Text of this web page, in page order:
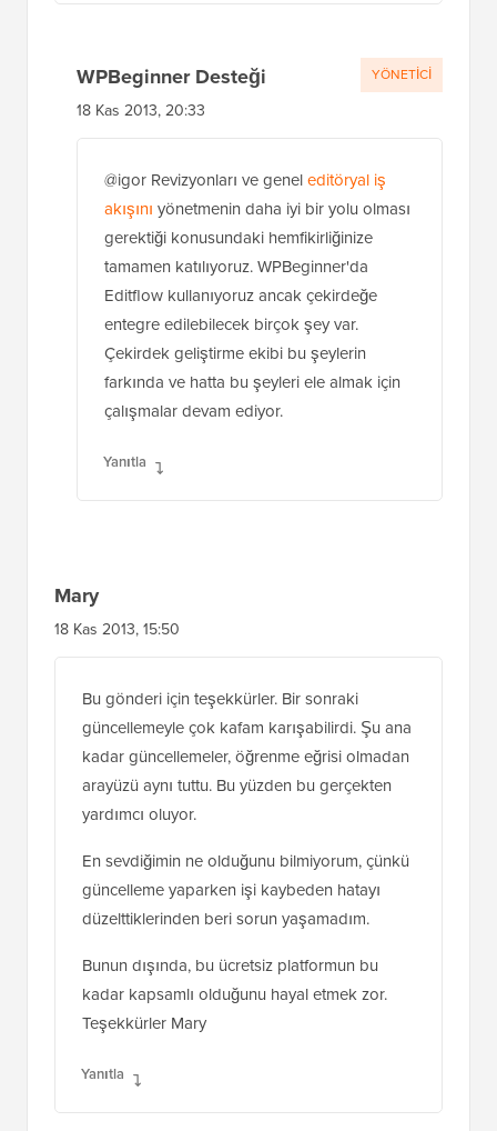
WPBeginner Desteği
18 Kas 2013, 20:33
@igor Revizyonları ve geneleditöryal iş
akışını yönetmenin daha iyi bir yolu olması
gerektiği konusundaki hemfikirliğinize
tamamen katılıyoruz. WPBeginner'da
Editflow kullanıyoruz ancak çekirdeğe
entegre edilebilecek birçok şey var.
Çekirdek geliştirme ekibi bu şeylerin
farkında ve hatta bu şeyleri ele almak için
çalışmalar devam ediyor.
Yanıtla
YÖNETICI
Mary
18 Kas 2013, 15:50
Bu gönderi için teşekkürler. Bir sonraki
güncellemeyle çok kafam karışabilirdi. Şu ana
kadar güncellemeler, öğrenme eğrisi olmadan
arayüzü aynı tuttu. Bu yüzden bu gerçekten
yardımcı oluyor.
En sevdiğimin ne olduğunu bilmiyorum, çünkü
güncelleme yaparken işi kaybeden hatayı
düzelttiklerinden beri sorun yaşamadım.
Bunun dışında, bu ücretsiz platformun bu
kadar kapsamlı olduğunu hayal etmek zor.
Teşekkürler Mary
Yanıtla